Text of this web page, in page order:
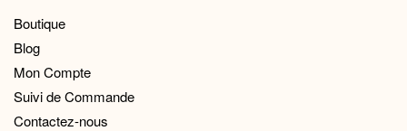
Boutique
Blog
Mon Compte
Suivi de Commande
Contactez-nous